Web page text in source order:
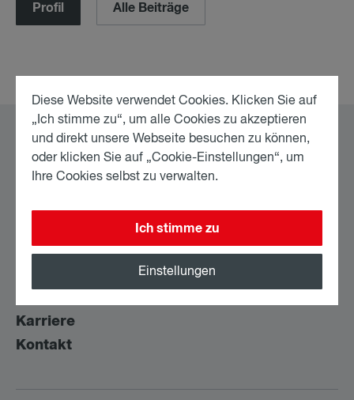
Profil Alle Beiträge
Jurist:innen
Karriere
Kontakt
Diese Website verwendet Cookies. Klicken Sie auf
„Ich stimme zu“, um alle Cookies zu akzeptieren
und direkt unsere Webseite besuchen zu können,
oder klicken Sie auf „Cookie-Einstellungen“, um
Ihre Cookies selbst zu verwalten.
Ich stimme zu
Einstellungen